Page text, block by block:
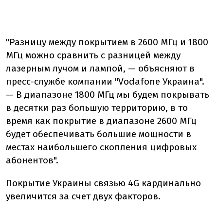
"Разницу между покрытием в 2600 МГц и 1800
МГц можно сравнить с разницей между
лазерным лучом и лампой, — объясняют в
пресс-службе компании "Vodafone Украина".
— В диапазоне 1800 МГц мы будем покрывать
в десятки раз большую территорию, в то
время как покрытие в диапазоне 2600 МГц
будет обеспечивать большие мощности в
местах наибольшего скопления цифровых
абонентов".
Покрытие Украины связью 4G кардинально
увеличится за счет двух факторов.